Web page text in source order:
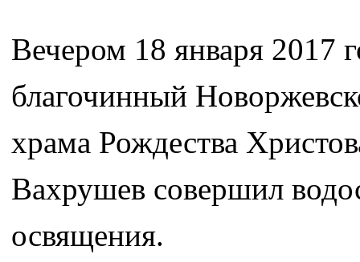
Вечером 18 января 2017
благочинный
храма Рождества
Вахрушев совершил
освящения.